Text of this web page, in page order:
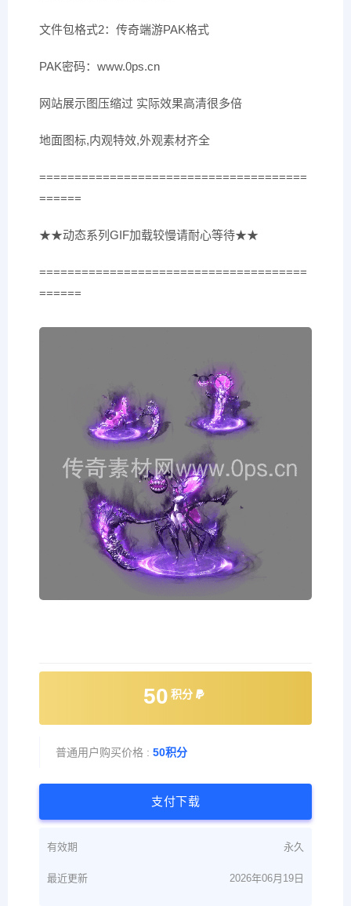
文件包格式2：传奇端游PAK格式
PAK密码：www.0ps.cn
网站展示图压缩过 实际效果高清很多倍
地面图标,内观特效,外观素材齐全
======================================
======
★★动态系列GIF加载较慢请耐心等待★★
======================================
======
50 积分
普通用户购买价格 : 50积分
支付下载
有效期 永久
最近更新 2026年06月19日